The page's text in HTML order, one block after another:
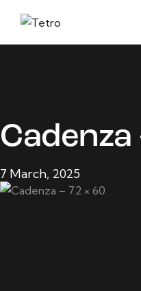
Cadenza
7 March, 2025